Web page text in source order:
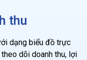
thu
dạng biểu đồ trực
dõi doanh thu, lợi